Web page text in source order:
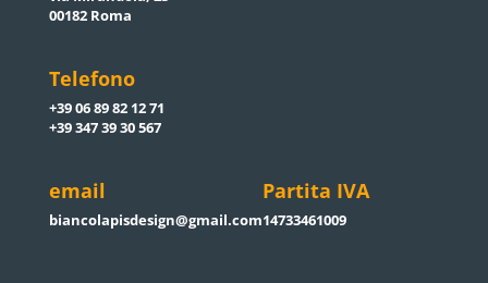
00182 Roma
Telefono
+39 06 89 82 12 71
+39 347 39 30 567
email
biancolapisdesign@gmail.com
Partita IVA
14733461009